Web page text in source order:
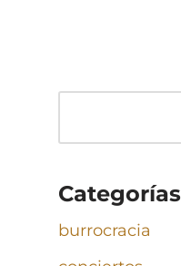
Categorías
burrocracia